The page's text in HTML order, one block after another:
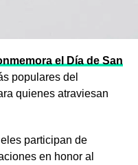
el Día de San
populares del
quienes atraviesan
participan de
en honor al